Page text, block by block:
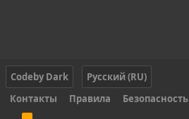
Codeby Dark
Русский (RU)
Контакты
Правила Безопасность